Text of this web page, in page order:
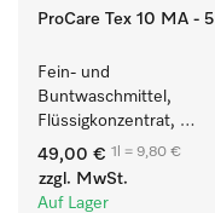
ProCare Tex 10 MA - 5 l
Fein- und
Buntwaschmittel,
Flüssigkonzentrat,
mildalkalisch, 5 l zur
Reinigung von
Buntwäsche und
49,00 € 1l = 9,80 €
zzgl. MwSt.
Auf Lager